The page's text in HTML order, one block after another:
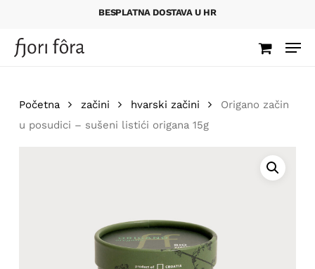
main
content
BESPLATNA DOSTAVA U HR
Početna začini hvarski začini
Origano začin
u posudici – sušeni listići origana 15g
15g”
Vaša recenzija *